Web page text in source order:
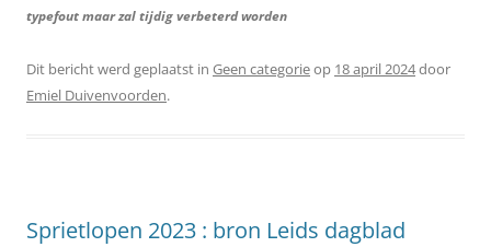
typefout maar zal tijdig verbeterd worden
Dit bericht werd geplaatst in Geen categorieop 18 april 2024door
Emiel Duivenvoorden.
Sprietlopen 2023 : bron Leids dagblad